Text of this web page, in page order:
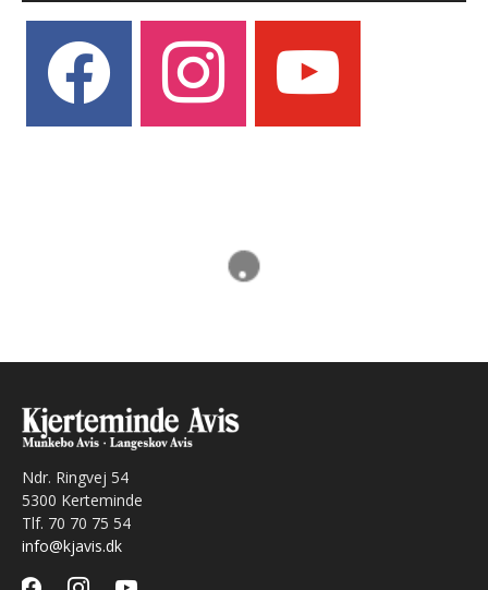
instagram
Ndr. Ringvej 54
5300 Kerteminde
Tlf. 70 70 75 54
info@kjavis.dk
facebookinstagramyoutube